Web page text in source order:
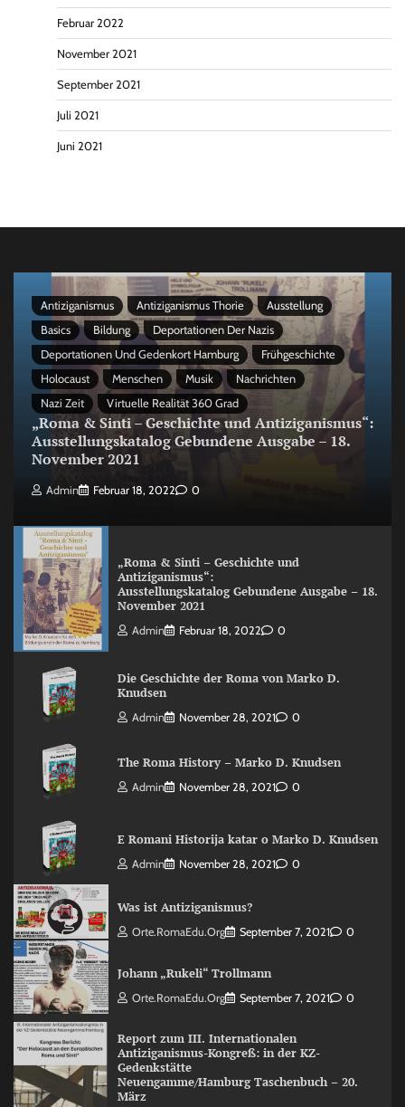
Februar 2022
November 2021
September 2021
Juli 2021
Juni 2021
Antiziganismus Antiziganismus Thorie
Ausstellung
Basics
Bildung
Deportationen Der Nazis
Deportationen Und Gedenkort Hamburg
Frühgeschichte
Holocaust
Menschen Musik
Nachrichten
Nazi Zeit
Virtuelle Realität 360 Grad
„Roma & Sinti – Geschichte und Antiziganismus“:
Ausstellungskatalog Gebundene Ausgabe – 18.
November 2021
Admin Februar 18, 2022 0
„Roma & Sinti – Geschichte und
Antiziganismus“:
Ausstellungskatalog Gebundene Ausgabe – 18.
November 2021
Admin Februar 18, 2022 0
Die Geschichte der Roma von Marko D.
Knudsen
Admin November 28, 2021 0
The Roma History – Marko D. Knudsen
Admin November 28, 2021 0
E Romani Historija katar o Marko D. Knudsen
Admin November 28, 2021 0
Was ist Antiziganismus?
Orte.RomaEdu.org September 7, 2021 0
Johann „Rukeli“ Trollmann
Orte.RomaEdu.org September 7, 2021 0
Report zum III. Internationalen
Antiziganismus-Kongreß: in der KZ-
Gedenkstätte
Neuengamme/Hamburg Taschenbuch – 20.
März